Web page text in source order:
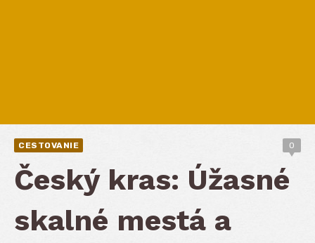
CESTOVANIE 0
Český kras: Úžasné
skalné mestá a